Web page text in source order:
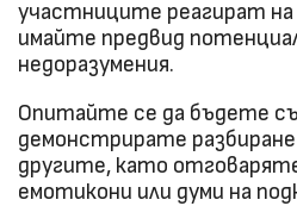
участниците реагират
имайте предвид
недоразумения.
Опитайте се да бъдете
демонстрирате
другите, като
емотикони или думи на